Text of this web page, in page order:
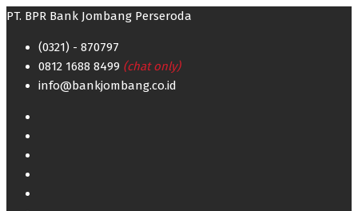
PT. BPR Bank Jombang Perseroda
(0321) - 870797
0812 1688 8499 (chat only)
info@bankjombang.co.id